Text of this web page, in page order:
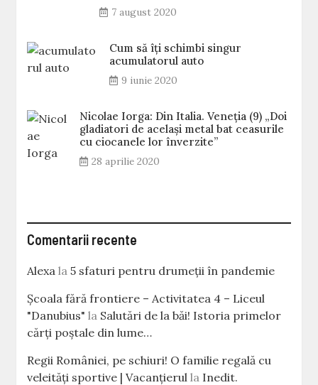
7 august 2020
Cum să îți schimbi singur
acumulatorul auto
9 iunie 2020
Nicolae Iorga: Din Italia. Veneţia (9) „Doi
gladiatori de același metal bat ceasurile
cu ciocanele lor înverzite”
28 aprilie 2020
Comentarii recente
Alexa la5 sfaturi pentru drumeții în pandemie
Școala fără frontiere – Activitatea 4 – Liceul
"Danubius" la Salutări de la băi! Istoria primelor
cărţi poştale din lume…
Regii României, pe schiuri! O familie regală cu
veleităţi sportive | Vacanțierul la Inedit.